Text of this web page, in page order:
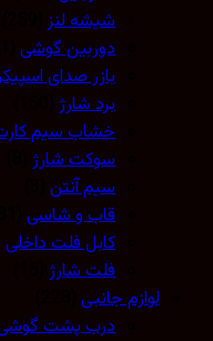
شیشه لنز(259)
دوربین گوشی(11)
بازر صدای اسپیکر(7)
برد شارژ(150)
خشاب سیم کارت(16)
سوکت شارژ(8)
سیم آنتن(3)
قاب و شاسی(81)
کابل فلت داخلی(22)
فلت شارژ(16)
لوازم جانبی(228)
درب پشت گوشی(221)